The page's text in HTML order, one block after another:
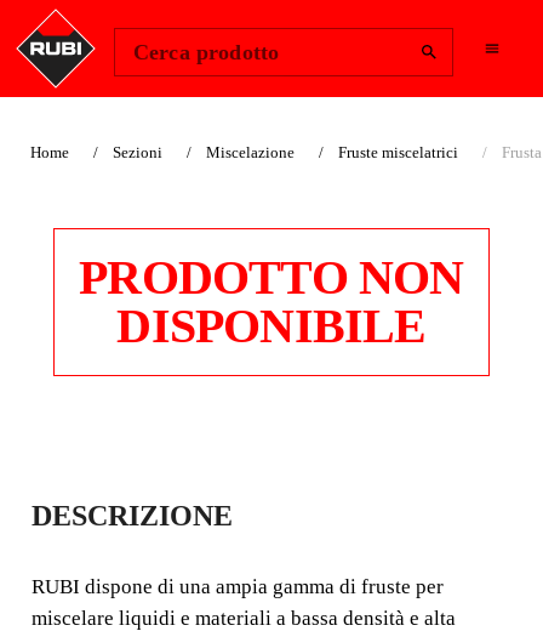
Cerca prodotto
Home Sezioni Miscelazione Fruste miscelatrici
PRODOTTO NON
DISPONIBILE
FRUSTA
MISCELATRICE
LIQUIDI FAST-IN
DESCRIZIONE
RUBI dispone di una ampia gamma di fruste per
miscelare liquidi e materiali a bassa densità e alta